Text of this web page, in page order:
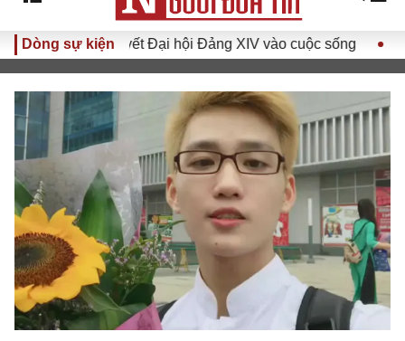
Dòng sự kiện
quyết Đại hội Đảng XIV vào cuộc sống Hướng tới Đại